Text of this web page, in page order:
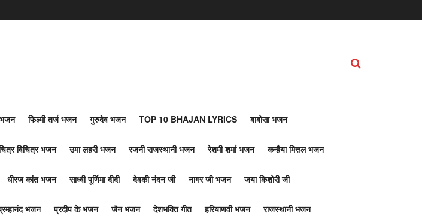
भजन फिल्मी तर्ज भजन गुरुदेव भजन TOP 10 BHAJAN LYRICS बाबोसा भजन
विचित्र भजन उमा लहरी भजन रजनी राजस्थानी भजन रेशमी शर्मा भजन कन्हैया मित्तल भजन
धीरज कांत भजन साध्वी पूर्णिमा दीदी देवकी नंदन जी नागर जी भजन जया किशोरी जी
भजन प्रदीप के भजन जैन भजन देशभक्ति गीत हरियाणवी भजन राजस्थानी भजन